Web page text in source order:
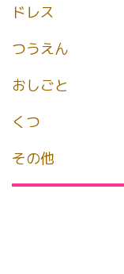
ドレス
つうえん
おしごと
くつ
その他